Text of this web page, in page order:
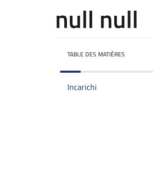
null null
TABLE DES MATIÈRES
Incarichi